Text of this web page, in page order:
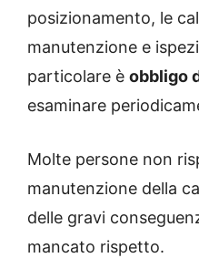
posizionamento, le
manutenzione e
particolare è obbligo
esaminare
Molte persone non
manutenzione della
delle gravi
mancato rispetto.